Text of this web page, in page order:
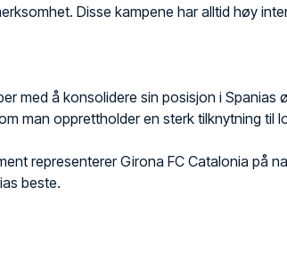
Disse kampene har alltid høy
med å konsolidere sin posisjon i
man opprettholder en sterk tilknytning til
representerer Girona FC Catalonia på
beste.